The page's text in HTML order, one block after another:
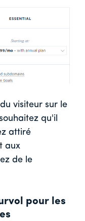
visiteur sur le
qu'il
attiré
aux
de le
pour les